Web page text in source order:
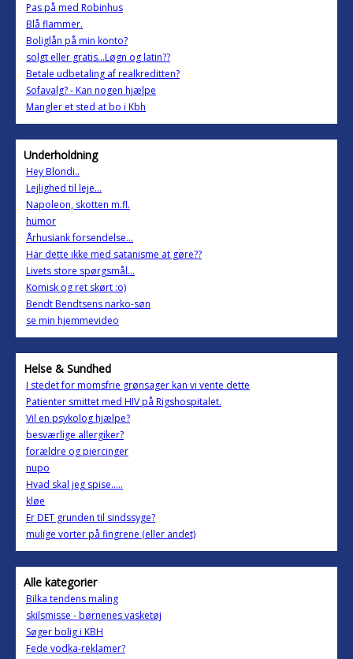
Pas på med Robinhus
Blå flammer.
Boliglån på min konto?
solgt eller gratis...Løgn og latin??
Betale udbetaling af realkreditten?
Sofavalg? - Kan nogen hjælpe
Mangler et sted at bo i Kbh
Underholdning
Hey Blondi..
Lejlighed til leje...
Napoleon, skotten m.fl.
humor
Århusiank forsendelse...
Har dette ikke med satanisme at gøre??
Livets store spørgsmål...
Komisk og ret skørt :o)
Bendt Bendtsens narko-søn
se min hjemmevideo
Helse & Sundhed
I stedet for momsfrie grønsager kan vi vente dette
Patienter smittet med HIV på Rigshospitalet.
Vil en psykolog hjælpe?
besværlige allergiker?
forældre og piercinger
nupo
Hvad skal jeg spise.....
kløe
Er DET grunden til sindssyge?
mulige vorter på fingrene (eller andet)
Alle kategorier
Bilka tendens maling
skilsmisse - børnenes vasketøj
Søger bolig i KBH
Fede vodka-reklamer?